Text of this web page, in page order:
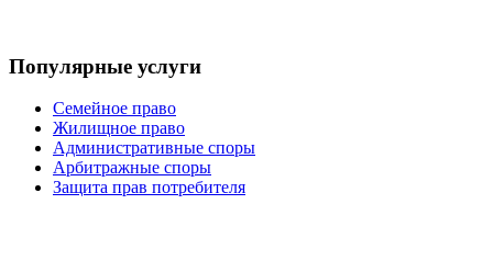
Популярные услуги
Семейное право
Жилищное право
Административные споры
Арбитражные споры
Защита прав потребителя